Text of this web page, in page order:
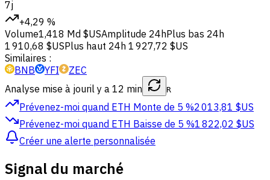
7j
+4,29 %
Volume1,418 Md $USAmplitude 24hPlus bas 24h
1 910,68 $USPlus haut 24h 1 927,72 $US
Similaires :
BNB
YFI
ZEC
Analyse mise à jouril y a 12 min R
Prévenez-moi quand ETH Monte de 5 %2 013,81 $US
Prévenez-moi quand ETH Baisse de 5 %1 822,02 $US
Créer une alerte personnalisée
Signal du marché